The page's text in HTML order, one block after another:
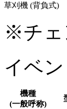
草刈機 (背負式)
※チェ
イベ
機種
(一般呼称)